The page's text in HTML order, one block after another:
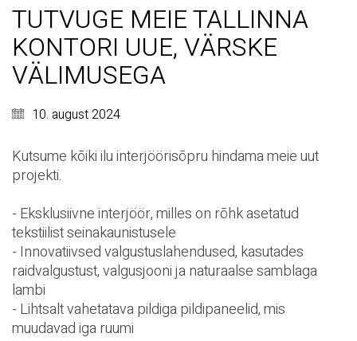
TUTVUGE MEIE TALLINNA
KONTORI UUE, VÄRSKE
VÄLIMUSEGA
10. august 2024
Kutsume kõiki ilu interjöörisõpru hindama meie uut
projekti.
- Eksklusiivne interjöör, milles on rõhk asetatud
tekstiilist seinakaunistusele
- Innovatiivsed valgustuslahendused, kasutades
raidvalgustust, valgusjooni ja naturaalse samblaga
lambi
- Lihtsalt vahetatava pildiga pildipaneelid, mis
muudavad iga ruumi